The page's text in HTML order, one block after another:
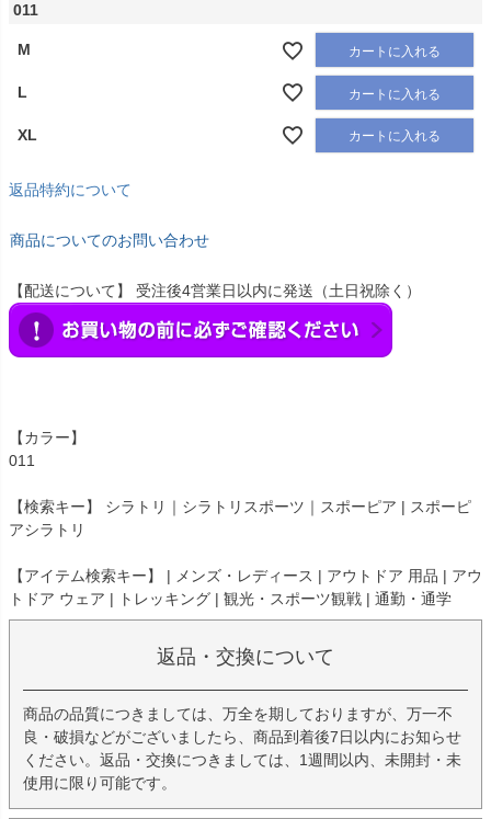
011
M カートに入れる
L カートに入れる
XL カートに入れる
返品特約について
商品についてのお問い合わせ
【配送について】 受注後4営業日以内に発送（土日祝除く）
【カラー】
011
【検索キー】 シラトリ｜シラトリスポーツ｜スポーピア | スポーピ
アシラトリ
【アイテム検索キー】 | メンズ・レディース | アウトドア 用品 | アウ
トドア ウェア | トレッキング | 観光・スポーツ観戦 | 通勤・通学
返品・交換について
商品の品質につきましては、万全を期しておりますが、万一不
良・破損などがございましたら、商品到着後7日以内にお知らせ
ください。返品・交換につきましては、1週間以内、未開封・未
使用に限り可能です。